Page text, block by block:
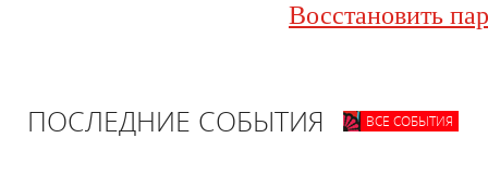
Восстановить
ПОСЛЕДНИЕ СОБЫТИЯ ВСЕ СОБЫТИЯ